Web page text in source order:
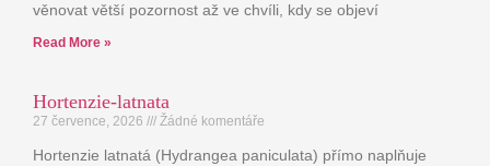
věnovat větší pozornost až ve chvíli, kdy se objeví
Read More »
Hortenzie-latnata
27 července, 2026 Žádné komentáře
Hortenzie latnatá (Hydrangea paniculata) přímo naplňuje